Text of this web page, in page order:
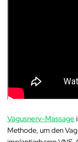
Vagusnerv-Massage
Methode, um den